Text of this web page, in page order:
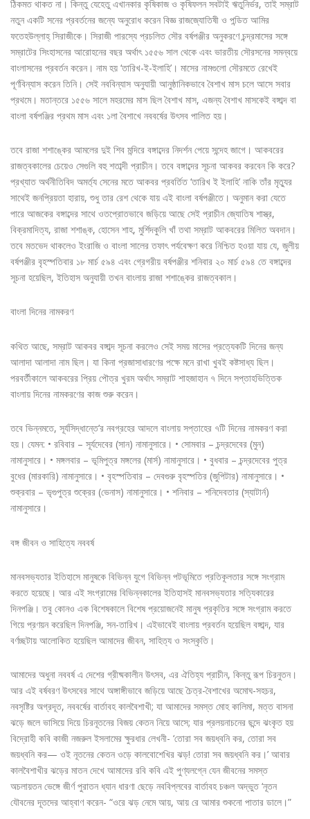
ঠিকমত থাকত না। কিন্তু যেহেতু এখানকার কৃষিকাজ ও কৃষিফলন সবটাই ঋতুনির্ভর, তাই সম্রাট
নতুন একটি সনের প্রবর্তনের জন্যে অনুরোধ করেন বিজ্ঞ রাজজ্যোতিষী ও পন্ডিত আমির
ফতেহউল্লাহ্ সিরাজীকে। সিরাজী পারস্যে প্রচলিত সৌর বর্ষপঞ্জীর অনুকরণে চন্দ্রমাসের সঙ্গে
সম্রাটের সিংহাসনের আরোহনের বছর অর্থাৎ ১৫৫৬ সাল থেকে এবং ভারতীয় সৌরসনের সমন্বয়ে
বাংলাসনের প্রবর্তন করেন। নাম হয় ‘তারিখ-ই-ইলাহি’। মাসের নামগুলো সৌরমতে রেখেই
পূর্ণবিন্যাস করেন তিনি। সেই নববিন্যাস অনুযায়ী আনুষ্ঠানিকভাবে বৈশাখ মাস চলে আসে সবার
প্রথমে। মতান্তরে ১৫৫৬ সালে মহরমের মাস ছিল বৈশাখ মাস, এজন্য বৈশাখ মাসকেই বঙ্গাব্দ বা
বাংলা বর্ষপঞ্জির প্রথম মাস এবং ১লা বৈশাখে নববর্ষের উৎসব পালিত হয়।
তবে রাজা শশাঙ্কের আমলের দুই শিব মন্দিরে বঙ্গাব্দের নিদর্শন পেয়ে সন্দেহ জাগে। আকবরের
রাজত্বকালের চেয়েও সেগুলি বহু শতাব্দী প্রাচীন। তবে বঙ্গাব্দের সূচনা আকবর করবেন কি করে?
প্রখ্যাত অর্থনীতিবিদ অমর্ত্য সেনের মতে আকবর প্রবর্তিত ‘তারিখ ই ইলাহি’ নাকি তাঁর মৃত্যুর
সাথেই জনপ্রিয়তা হারায়, শুধু তার রেশ থেকে যায় এই বাংলা বর্ষপঞ্জীতে। অনুমান করা যেতে
পারে আজকের বঙ্গাব্দের সাথে ওতপ্রোতভাবে জড়িয়ে আছে সেই প্রাচীন জ্যোতিষ শাস্ত্র,
বিক্রমাদিত্য, রাজা শশাঙ্ক, হোসেন শাহ, মুর্শিদকুলি খাঁ তথা সম্রাট আকবরের মিলিত অবদান।
তবে মতভেদ থাকলেও ইংরাজি ও বাংলা সালের তফাৎ পর্যবেক্ষণ করে নিশ্চিত হওয়া যায় যে, জুলীয়
বর্ষপঞ্জীর বৃহস্পতিবার ১৮ মার্চ ৫৯৪ এবং গ্রেগরীয় বর্ষপঞ্জীর শনিবার ২০ মার্চ ৫৯৪ তে বঙ্গাব্দের
সূচনা হয়েছিল, ইতিহাস অনুযায়ী তখন বাংলায় রাজা শশাঙ্কের রাজত্বকাল।
বাংলা দিনের নামকরণ
কথিত আছে, সম্রাট আকবর বঙ্গাব্দ সূচনা করলেও সেই সময় মাসের প্রত্যেকটি দিনের জন্য
আলাদা আলাদা নাম ছিল। যা কিনা প্রজাসাধারণের পক্ষে মনে রাখা খুবই কষ্টসাধ্য ছিল।
পরবর্তীকালে আকবরের প্রিয় পৌত্র খুরম অর্থাৎ সম্রাট শাহজাহান ৭ দিনে সপ্তাহভিত্তিক
বাংলায় দিনের নামকরণের কাজ শুরু করেন।
তবে ভিন্নমতে, সূর্যসিদ্ধান্তে’র নবগ্রহের আদলে বাংলায় সপ্তাহের ৭টি দিনের নামকরণ করা
হয়। যেমন: • রবিবার – সূর্যদেবের (সান) নামানুসারে। • সোমবার – চন্দ্রদেবের (মুন)
নামানুসারে। • মঙ্গলবার – ভূমিপুত্র মঙ্গলের (মার্স) নামানুসারে। • বুধবার – চন্দ্রদেবের পুত্র
বুধের (মারকারি) নামানুসারে। • বৃহস্পতিবার – দেবগুরু বৃহস্পতির (জুপিটার) নামানুসারে। •
শুক্রবার – ভৃগুপুত্র শুক্রের (ভেনাস) নামানুসারে। • শনিবার – শনিদেবতার (স্যাটার্ন)
নামানুসারে।
বঙ্গ জীবন ও সাহিত্যে নববর্ষ
মানবসভ্যতার ইতিহাসে মানুষকে বিভিন্ন যুগে বিভিন্ন পটভূমিতে প্রতিকূলতার সঙ্গে সংগ্রাম
করতে হয়েছে। আর এই সংগ্রামের বিভিন্নকালের ইতিহাসই মানবসভ্যতার সত্যিকারের
দিনপঞ্জি। তবু কোনও এক বিশেষকালে বিশেষ প্রয়োজনেই মানুষ প্রকৃতির সঙ্গে সংগ্রাম করতে
গিয়ে প্রণয়ন করেছিল দিনপঞ্জি, সন-তারিখ। এইভাবেই বাংলায় প্রবর্তন হয়েছিল বঙ্গাব্দ, যার
বর্ণচ্ছটায় আলোকিত হয়েছিল আমাদের জীবন, সাহিত্য ও সংস্কৃতি।
আমাদের অধুনা নববর্ষ এ দেশের গ্রীষ্মকালীন উৎসব, এর ঐতিহ্য প্রাচীন, কিন্তু রূপ চিরনুতন।
আর এই বর্ষবরণ উৎসবের সাথে অঙ্গাঙ্গীভাবে জড়িয়ে আছে চৈত্র-বৈশাখের অমোঘ-সহচর,
নবসৃষ্টির অগ্রদূত, নববর্ষের বার্তাবহ কালবৈশাখী; যা আমাদের সমস্ত মোহ কালিমা, মত্ত বাসনা
ঝড়ে জলে ভাসিয়ে দিয়ে চিরনূতনের বিজয় কেতন নিয়ে আসে; যার প্রলয়নাচনের ছন্দে ঝংকৃত হয়
বিদ্রোহী কবি কাজী নজরুল ইসলামের ক্ষুরধার লেখনী- ‘তোরা সব জয়ধ্বনি কর, তোরা সব
জয়ধ্বনি কর— ওই নূতনের কেতন ওড়ে কালবোশেখির ঝড়! তোরা সব জয়ধ্বনি কর।’ আবার
কালবৈশাখীর ঝড়ের মাতন দেখে আমাদের রবি কবি এই পুণ্যলগ্নে যেন জীবনের সমস্ত
অচলায়তন ভেঙ্গে জীর্ণ পুরাতন ধ্যান ধারণা ছেড়ে নববিপ্লবের বার্তাবহ চঞ্চল অদ্ভুত ‘নূতন
যৌবনের দূতদের আহ্বাণ করেন- “ওরে ঝড় নেমে আয়, আয় রে আমার শুকনো পাতার ডালে।”